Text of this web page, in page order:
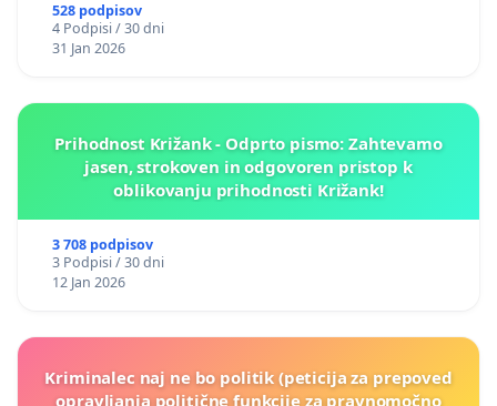
528 podpisov
4 Podpisi / 30 dni
31 Jan 2026
Prihodnost Križank - Odprto pismo: Zahtevamo
jasen, strokoven in odgovoren pristop k
oblikovanju prihodnosti Križank!
3 708 podpisov
3 Podpisi / 30 dni
12 Jan 2026
Kriminalec naj ne bo politik (peticija za prepoved
opravljanja politične funkcije za pravnomočno